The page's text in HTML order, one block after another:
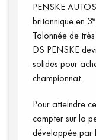
PENSKE
britannique en 3e
Talonnée de
DS PENSKE
solides pour
championnat.
Pour atteindre
compter sur la
développée par